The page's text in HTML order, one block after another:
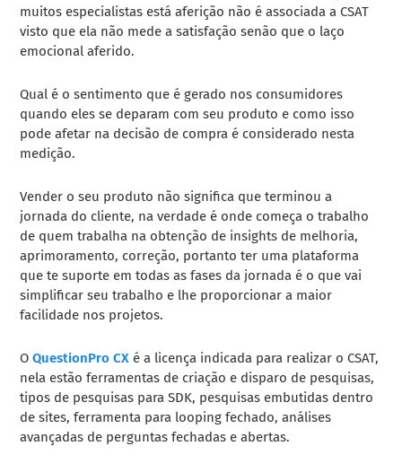
muitos especialistas está aferição não é associada a CSAT
visto que ela não mede a satisfação senão que o laço
emocional aferido.
Qual é o sentimento que é gerado nos consumidores
quando eles se deparam com seu produto e como isso
pode afetar na decisão de compra é considerado nesta
medição.
Vender o seu produto não significa que terminou a
jornada do cliente, na verdade é onde começa o trabalho
de quem trabalha na obtenção de insights de melhoria,
aprimoramento, correção, portanto ter uma plataforma
que te suporte em todas as fases da jornada é o que vai
simplificar seu trabalho e lhe proporcionar a maior
facilidade nos projetos.
OQuestionPro CX é a licença indicada para realizar o CSAT,
nela estão ferramentas de criação e disparo de pesquisas,
tipos de pesquisas para SDK, pesquisas embutidas dentro
de sites, ferramenta para looping fechado, análises
avançadas de perguntas fechadas e abertas.